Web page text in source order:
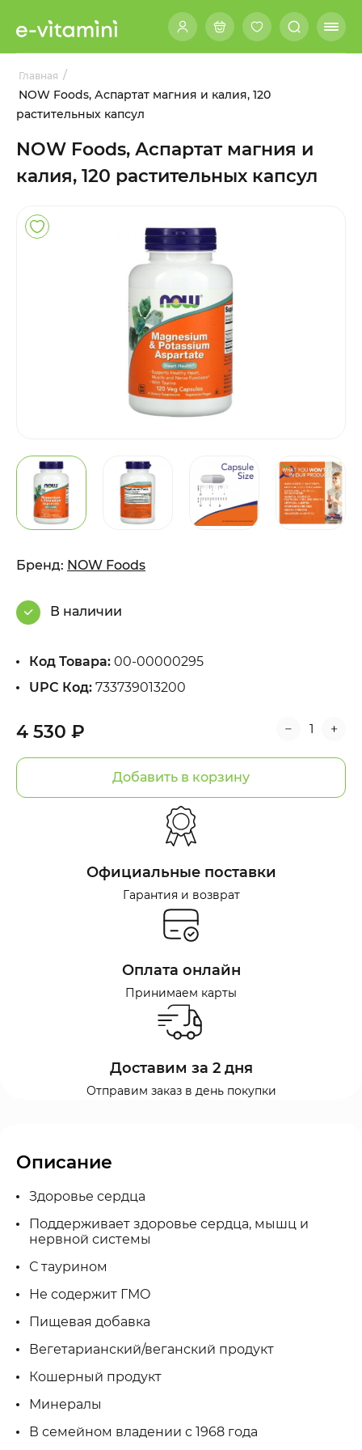
Главная /
NOW Foods, Аспартат магния и калия, 120
растительных капсул
NOW Foods, Аспартат магния и
калия, 120 растительных капсул
4 530 ₽
Добавить в корзину
Бренд: NOW Foods
В наличии
Код Товара: 00-00000295
UPC Код: 733739013200
Официальные поставки
Гарантия и возврат
Оплата онлайн
Принимаем карты
Доставим за 2 дня
Отправим заказ в день покупки
Описание
Здоровье сердца
Поддерживает здоровье сердца, мышц и
нервной системы
С таурином
Не содержит ГМО
Пищевая добавка
Вегетарианский/веганский продукт
Кошерный продукт
Минералы
В семейном владении с 1968 года